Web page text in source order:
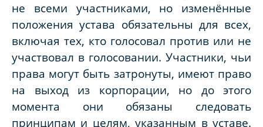
не всеми участниками, но изменённые
положения устава обязательны для всех,
включая тех, кто голосовал против или не
участвовал в голосовании. Участники, чьи
права могут быть затронуты, имеют право
на выход из корпорации, но до этого
момента они обязаны следовать
принципам и целям, указанным в уставе.